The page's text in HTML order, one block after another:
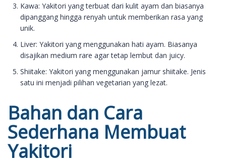
Kawa: Yakitori yang terbuat dari kulit ayam dan biasanya
dipanggang hingga renyah untuk memberikan rasa yang
unik.
Liver: Yakitori yang menggunakan hati ayam. Biasanya
disajikan medium rare agar tetap lembut dan juicy.
Shiitake: Yakitori yang menggunakan jamur shiitake. Jenis
satu ini menjadi pilihan vegetarian yang lezat.
Bahan dan Cara
Sederhana Membuat
Yakitori